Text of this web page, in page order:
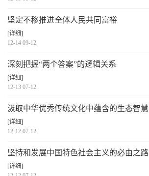
坚定不移推进全体人民共同富裕
[详细]
12-14 09-12
深刻把握“两个答案”的逻辑关系
[详细]
12-13 07-12
汲取中华优秀传统文化中蕴含的生态智慧
[详细]
12-12 07-12
坚持和发展中国特色社会主义的必由之路
[详细]